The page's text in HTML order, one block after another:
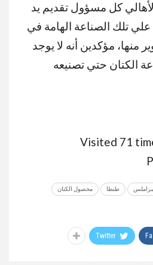
كل مسؤول تقديم يد
تلك الصناعة الهامة في
منها، مؤكدين أنه لا يوجد
الكتان حتي تصنيعه
Visited 71
طنطا محصول الكتان
Twitter